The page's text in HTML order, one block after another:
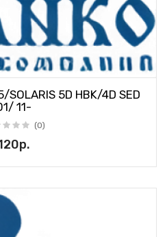
SOLARIS 5D HBK/4D SED
11-
(0)